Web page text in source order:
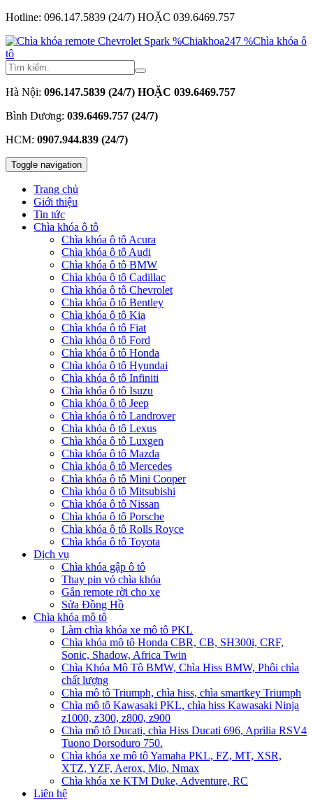
Hotline: 096.147.5839 (24/7) HOẶC 039.6469.757
Hà Nội: 096.147.5839 (24/7) HOẶC 039.6469.757
Bình Dương: 039.6469.757 (24/7)
HCM: 0907.944.839 (24/7)
Toggle navigation
Trang chủ
Giới thiệu
Tin tức
Chìa khóa ô tô
Chìa khóa ô tô Acura
Chìa khóa ô tô Audi
Chìa khóa ô tô BMW
Chìa khóa ô tô Cadillac
Chìa khóa ô tô Chevrolet
Chìa khóa ô tô Bentley
Chìa khóa ô tô Kia
Chìa khóa ô tô Fiat
Chìa khóa ô tô Ford
Chìa khóa ô tô Honda
Chìa khóa ô tô Hyundai
Chìa khóa ô tô Infiniti
Chìa khóa ô tô Isuzu
Chìa khóa ô tô Jeep
Chìa khóa ô tô Landrover
Chìa khóa ô tô Lexus
Chìa khóa ô tô Luxgen
Chìa khóa ô tô Mazda
Chìa khóa ô tô Mercedes
Chìa khóa ô tô Mini Cooper
Chìa khóa ô tô Mitsubishi
Chìa khóa ô tô Nissan
Chìa khóa ô tô Porsche
Chìa khóa ô tô Rolls Royce
Chìa khóa ô tô Toyota
Dịch vụ
Chìa khóa gập ô tô
Thay pin vỏ chìa khóa
Gắn remote rời cho xe
Sửa Đồng Hồ
Chìa khóa mô tô
Làm chìa khóa xe mô tô PKL
Chìa khóa mô tô Honda CBR, CB, SH300i, CRF,
Sonic, Shadow, Africa Twin
Chìa Khóa Mô Tô BMW, Chìa Hiss BMW, Phôi chìa
chất lượng
Chìa mô tô Triumph, chìa hiss, chìa smartkey Triumph
Chìa mô tô Kawasaki PKL, chìa hiss Kawasaki Ninja
z1000, z300, z800, z900
Chìa mô tô Ducati, chìa Hiss Ducati 696, Aprilia RSV4
Tuono Dorsoduro 750.
Chìa khóa xe mô tô Yamaha PKL, FZ, MT, XSR,
XTZ, YZF, Aerox, Mio, Nmax
Chìa khóa xe KTM Duke, Adventure, RC
Liên hệ